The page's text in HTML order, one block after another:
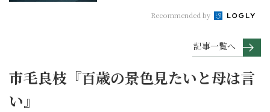
Recommended by
記事一覧へ
市毛良枝『百歳の景色見たいと母は言
い』